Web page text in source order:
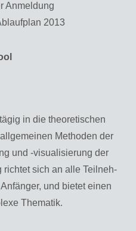
An­mel­dung
2013
in die theo­re­ti­schen
Me­tho­den der
und -vi­sua­li­sie­rung der
rich­tet sich an alle Teil­neh­
und bie­tet einen
The­ma­tik.